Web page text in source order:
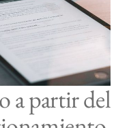
a partir del